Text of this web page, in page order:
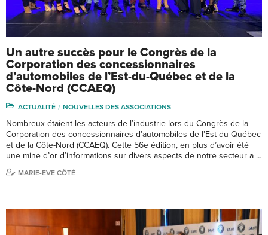
Un autre succès pour le Congrès de la
Corporation des concessionnaires
d’automobiles de l’Est-du-Québec et de la
Côte-Nord (CCAEQ)
ACTUALITÉ NOUVELLES DES ASSOCIATIONS
Nombreux étaient les acteurs de l’industrie lors du Congrès de la
Corporation des concessionnaires d’automobiles de l’Est-du-Québec
et de la Côte-Nord (CCAEQ). Cette 56e édition, en plus d’avoir été
une mine d’or d’informations sur divers aspects de notre secteur a …
MARIE-EVE CÔTÉ